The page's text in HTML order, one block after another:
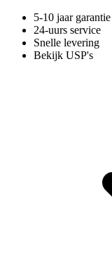
5-10 jaar garantie
24-uurs service
Snelle levering
Bekijk USP's